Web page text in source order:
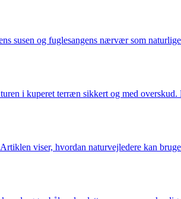
susen og fuglesangens nærvær som
i kuperet terræn sikkert og med
viser, hvordan naturvejledere kan